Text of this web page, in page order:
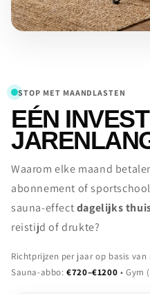
STOP MET MAANDLASTEN
EÉN
Waarom elke maand
abonnement of
sauna-effectdagelijks
reistijd of drukte?
Richtprijzen per jaar op basis
Sauna-abbo:€720–€1200 • Gym